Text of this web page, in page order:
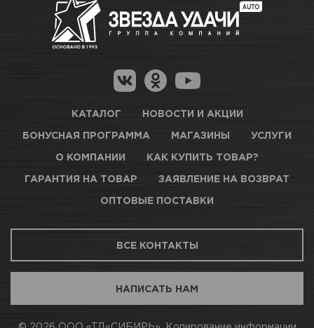
Вес / Размер / Объем 520 мл
Много
Новосибирск, Петухова, 27/3
КАРТА ПРОЕЗДА И КОНТАКТЫ
Новосибирск, Богдана Хмельницкого, 1/1
АВТОПАРК Н54
Как купить товар?
Гарантия на товар
Магазины для получения товара
Оптовые поставки
КАТАЛОГ НОВОСТИ И АКЦИИ
БОНУСНАЯ ПРОГРАММА МАГАЗИНЫ УСЛУГИ
О КОМПАНИИ КАК КУПИТЬ ТОВАР?
ГАРАНТИЯ НА ТОВАР ЗАЯВЛЕНИЕ НА ВОЗВРАТ
ОПТОВЫЕ ПОСТАВКИ
ВСЕ КОНТАКТЫ
НАПИСАТЬ НАМ